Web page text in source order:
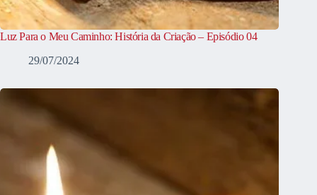
Luz Para o Meu Caminho: História da Criação – Episódio 04
29/07/2024